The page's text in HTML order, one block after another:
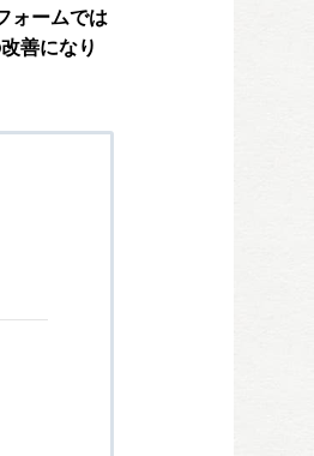
ォームでは
善になり